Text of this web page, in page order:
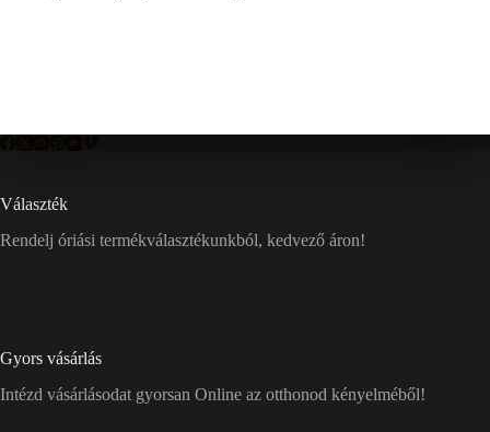
Választék
Rendelj óriási termékválasztékunkból, kedvező áron!
Gyors vásárlás
Intézd vásárlásodat gyorsan Online az otthonod kényelméből!